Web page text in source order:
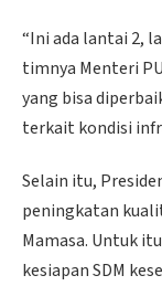
“Ini ada lantai 2,
timnya Menteri
yang bisa
terkait kondisi
Selain itu,
peningkatan
Mamasa. Untuk
kesiapan SDM